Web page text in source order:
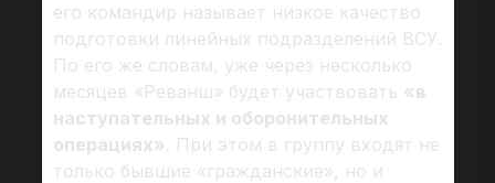
его командир называет низкое качество
подготовки линейных подразделений ВСУ.
По его же словам, уже через несколько
месяцев «Реванш» будет участвовать «в
наступательных и оборонительных
операциях» . При этом в группу входят не
только бывшие «гражданские», но и